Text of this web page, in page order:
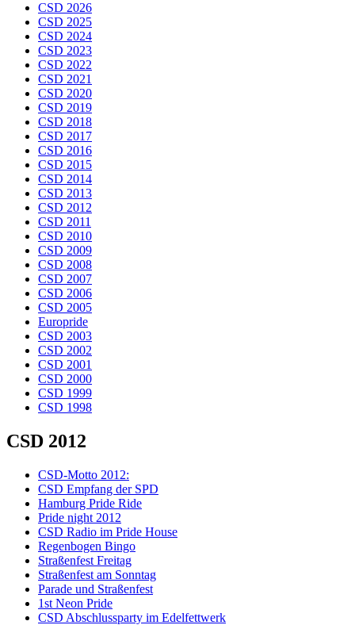
CSD 2026
CSD 2025
CSD 2024
CSD 2023
CSD 2022
CSD 2021
CSD 2020
CSD 2019
CSD 2018
CSD 2017
CSD 2016
CSD 2015
CSD 2014
CSD 2013
CSD 2012
CSD 2011
CSD 2010
CSD 2009
CSD 2008
CSD 2007
CSD 2006
CSD 2005
Europride
CSD 2003
CSD 2002
CSD 2001
CSD 2000
CSD 1999
CSD 1998
CSD 2012
CSD-Motto 2012:
CSD Empfang der SPD
Hamburg Pride Ride
Pride night 2012
CSD Radio im Pride House
Regenbogen Bingo
Straßenfest Freitag
Straßenfest am Sonntag
Parade und Straßenfest
1st Neon Pride
CSD Abschlussparty im Edelfettwerk